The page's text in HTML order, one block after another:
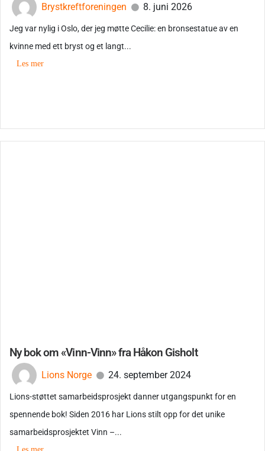
Brystkreftforeningen 8. juni 2026
Jeg var nylig i Oslo, der jeg møtte Cecilie: en bronsestatue av en
kvinne med ett bryst og et langt...
Les mer
Ny bok om «Vinn-Vinn» fra Håkon Gisholt
Lions Norge 24. september 2024
Lions-støttet samarbeidsprosjekt danner utgangspunkt for en
spennende bok! Siden 2016 har Lions stilt opp for det unike
samarbeidsprosjektet Vinn –...